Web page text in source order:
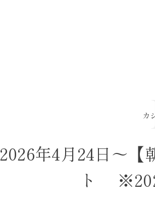
カ
2026年4月24日～【
ト